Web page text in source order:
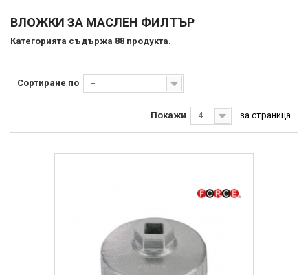
ВЛОЖКИ ЗА МАСЛЕН ФИЛТЪР
Категорията съдържа 88 продукта.
Сортиране по --
Покажи 40 за страница